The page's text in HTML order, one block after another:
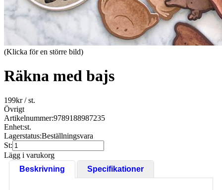
(Klicka för en större bild)
Räkna med bajs
199kr/ st.
Övrigt
Artikelnummer:9789188987235
Enhet:st.
Lagerstatus:Beställningsvara
St:
Lägg i varukorg
Beskrivning
Specifikationer